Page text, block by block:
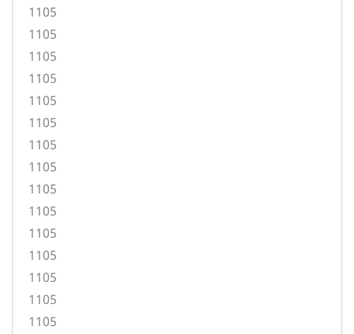
1105
1105
1105
1105
1105
1105
1105
1105
1105
1105
1105
1105
1105
1105
1105